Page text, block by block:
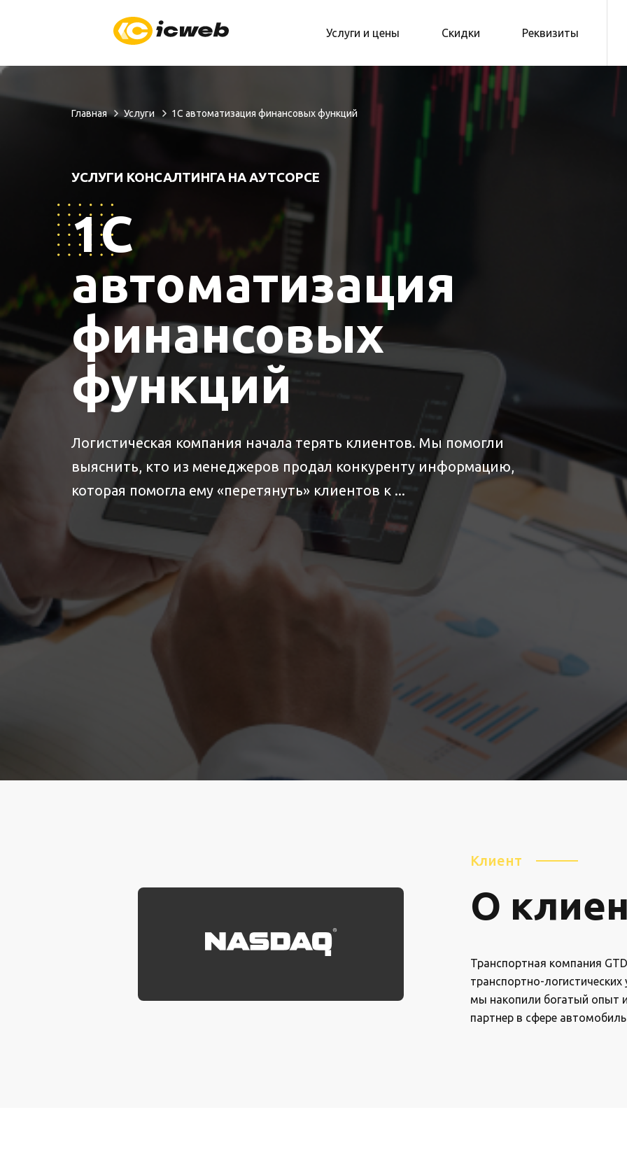
Услуги и цены Скидки Реквизиты
Главная Услуги 1С автоматизация финансовых функций
УСЛУГИ КОНСАЛТИНГА НА АУТСОРСЕ
1С
автоматизация
финансовых
функций
Логистическая компания начала терять клиентов. Мы помогли
выяснить, кто из менеджеров продал конкуренту информацию,
которая помогла ему «перетянуть» клиентов к ...
Клиент
О
Транспортная компания
транспортно-
мы накопили богатый опыт
партнер в сфере